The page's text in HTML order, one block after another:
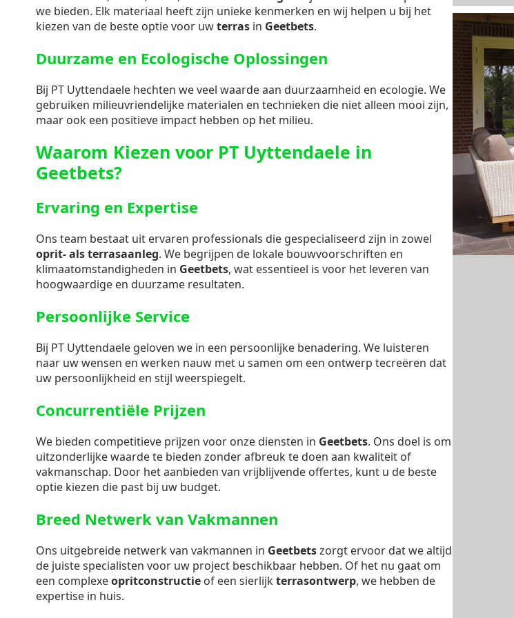
we bieden. Elk materiaal heeft zijn unieke kenmerken en wij helpen u bij het
kiezen van de beste optie voor uwterras in Geetbets.
Duurzame en Ecologische Oplossingen
Bij PT Uyttendaele hechten we veel waarde aan duurzaamheid en ecologie. We
gebruiken milieuvriendelijke materialen en technieken die niet alleen mooi zijn,
maar ook een positieve impact hebben op het milieu.
Waarom Kiezen voor PT Uyttendaele in
Geetbets?
Ervaring en Expertise
Ons team bestaat uit ervaren professionals die gespecialiseerd zijn in zowel
oprit- als terrasaanleg. We begrijpen de lokale bouwvoorschriften en
klimaatomstandigheden in Geetbets, wat essentieel is voor het leveren van
hoogwaardige en duurzame resultaten.
Persoonlijke Service
Bij PT Uyttendaele geloven we in een persoonlijke benadering. We luisteren
naar uw wensen en werken nauw met u samen om een ontwerp tecreëren dat
uw persoonlijkheid en stijl weerspiegelt.
Concurrentiële Prijzen
We bieden competitieve prijzen voor onze diensten in Geetbets. Ons doel is om
uitzonderlijke waarde te bieden zonder afbreuk te doen aan kwaliteit of
vakmanschap. Door het aanbieden van vrijblijvende offertes, kunt u de beste
optie kiezen die past bij uw budget.
Breed Netwerk van Vakmannen
Ons uitgebreide netwerk van vakmannen in Geetbetszorgt ervoor dat we altijd
de juiste specialisten voor uw project beschikbaar hebben. Of het nu gaat om
een complexeopritconstructie of een sierlijkterrasontwerp, we hebben de
expertise in huis.